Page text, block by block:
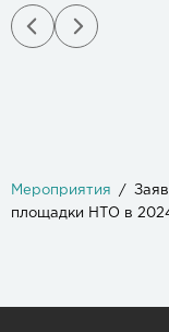
Мероприятия
площадки НТО в